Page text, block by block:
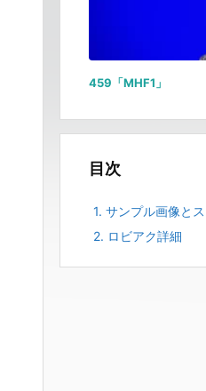
459「MHF1」
目次
1. サンプル画像と
2. ロビアク詳細